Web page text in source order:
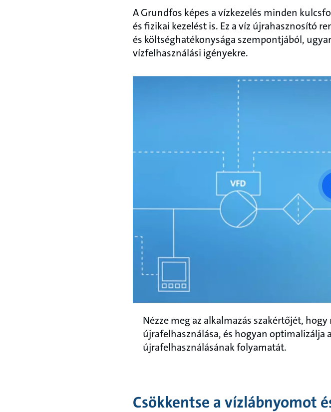
A Grundfos képes a vízkezelés minden
és fizikai kezelést is. Ez a víz újrahasznosító
és költséghatékonysága szempontjából,
vízfelhasználási igényekre.
Nézze meg az alkalmazás szakértőjét,
újrafelhasználása, és hogyan optimalizálja
újrafelhasználásának folyamatát.
Csökkentse a vízlábnyomot